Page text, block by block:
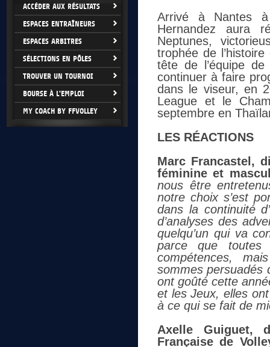
ACCÉDER AUX RÉSULTATS
ESPACES ENTRAÎNEURS
ESPACES ARBITRES
SÉLECTIONS EN PÔLES
TROUVER UN TOURNOI
BOURSE À L'EMPLOI
MY COACH BY FFVOLLEY
Arrivé à Nantes à
Hernandez aura
Neptunes,
trophée de
tête de l’équipe
continuer à faire
dans le viseur, en
League et le
septembre en
LES RÉACTIONS
Marc Francastel,
féminine et
nous être
notre choix s’est
dans la continuité
d’analyses des
quelqu’un qui va
parce que
compétences,
sommes persuadés
ont goûté cette
et les Jeux, elles
à ce qui se fait de
Axelle Guiguet,
Française de